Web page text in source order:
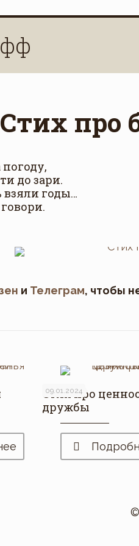
Стих про
до зари.
годы…
и Телеграм, чтобы
09.01.2024
Стих про
дружбы
©